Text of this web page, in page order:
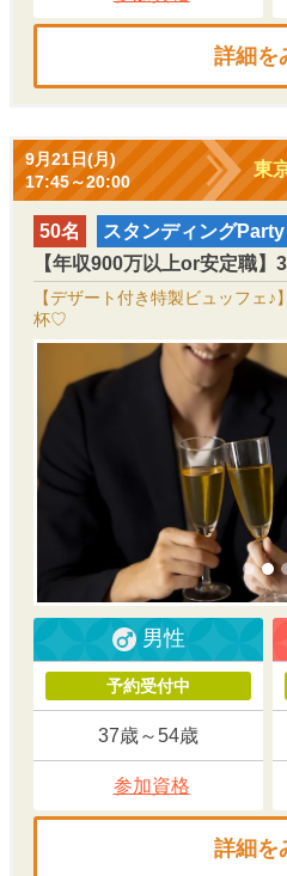
詳細を
9月21日(月)
17:45～20:00
東
50名
スタンディングParty
【年収900万以上or安定職】
【デザート付き特製ビュッフェ
杯♡
男性
予約受付中
37歳～54歳
参加資格
詳細を